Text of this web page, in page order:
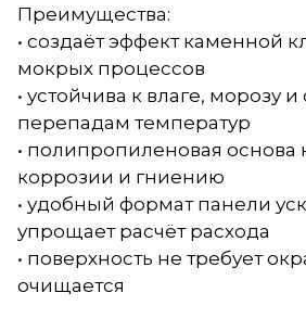
Преимущества:
• создаёт эффект каменной
мокрых процессов
• устойчива к влаге, морозу
перепадам температур
• полипропиленовая
коррозии и гниению
• удобный формат панели
упрощает расчёт расхода
• поверхность не требует
очищается